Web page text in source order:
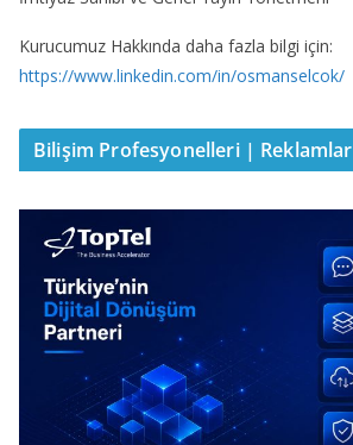
Kurucumuz Hakkında daha fazla bilgi için:
https://www.linkedin.com/in/osmanselcok/
Bilişim Profesyonelleri | Reklamlar